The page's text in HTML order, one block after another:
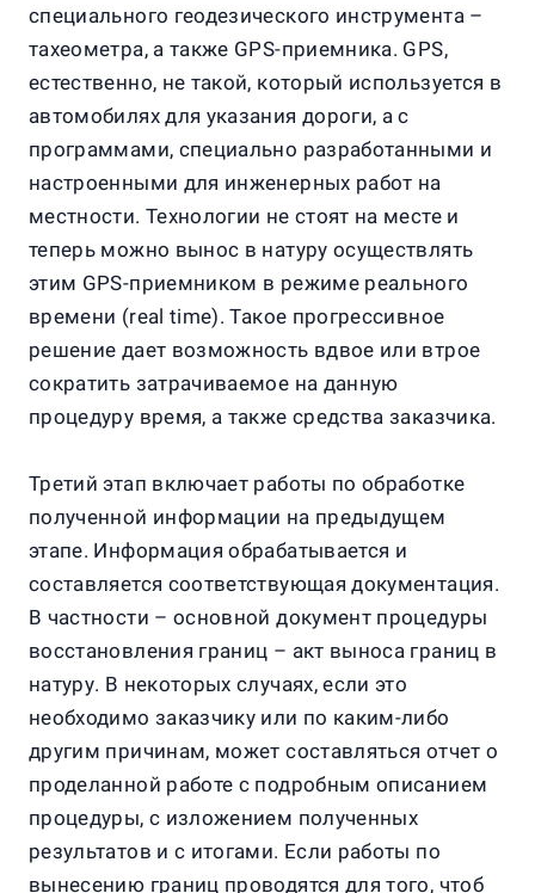
специального геодезического инструмента –
тахеометра, а также GPS-приемника. GPS,
естественно, не такой, который используется в
автомобилях для указания дороги, а с
программами, специально разработанными и
настроенными для инженерных работ на
местности. Технологии не стоят на месте и
теперь можно вынос в натуру осуществлять
этим GPS-приемником в режиме реального
времени (real time). Такое прогрессивное
решение дает возможность вдвое или втрое
сократить затрачиваемое на данную
процедуру время, а также средства заказчика.
Третий этап включает работы по обработке
полученной информации на предыдущем
этапе. Информация обрабатывается и
составляется соответствующая документация.
В частности – основной документ процедуры
восстановления границ – акт выноса границ в
натуру. В некоторых случаях, если это
необходимо заказчику или по каким-либо
другим причинам, может составляться отчет о
проделанной работе с подробным описанием
процедуры, с изложением полученных
результатов и с итогами. Если работы по
вынесению границ проводятся для того, чтоб